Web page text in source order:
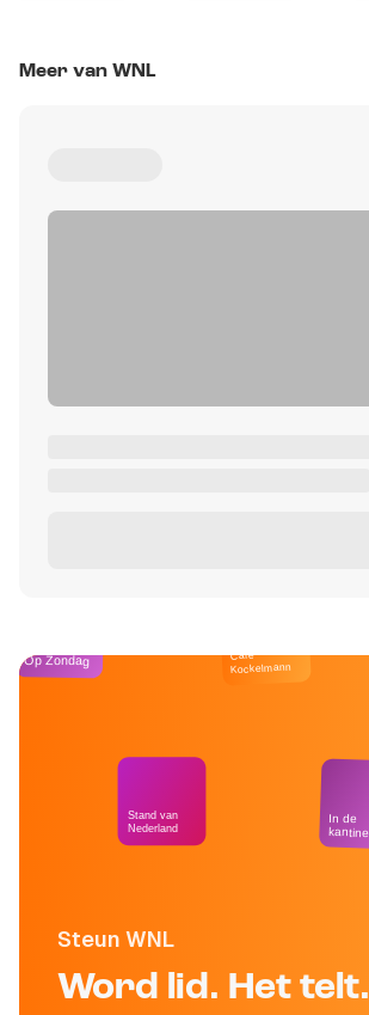
Meer van WNL
Steun WNL
Word lid. Het telt.
Op Zondag
Stand van
Nederland
Café
Kockelmann
In de
kantine